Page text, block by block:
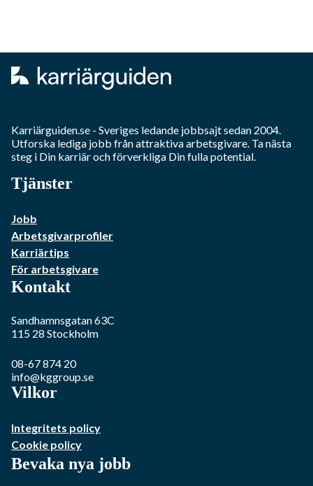
Karriärguiden.se - Sveriges ledande jobbsajt sedan 2004.
Utforska lediga jobb från attraktiva arbetsgivare. Ta nästa
steg i Din karriär och förverkliga Din fulla potential.
Tjänster
Jobb
Arbetsgivarprofiler
Karriärtips
För arbetsgivare
Kontakt
Sandhamnsgatan 63C
115 28 Stockholm
08-67 874 20
info@kggroup.se
Vilkor
Integritets policy
Cookie policy
Bevaka nya jobb